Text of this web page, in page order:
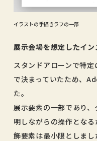
イラストの手描きラフの一部
展示会場を想定したイ
スタンドアローンで特
で決まっていたため、
た。
展示要素の一部であり
明しながらの操作とな
飾要素は最小限としまし